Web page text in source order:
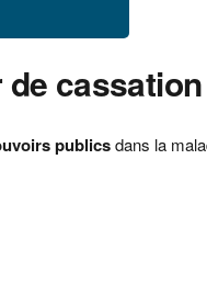
de
publicsdans la